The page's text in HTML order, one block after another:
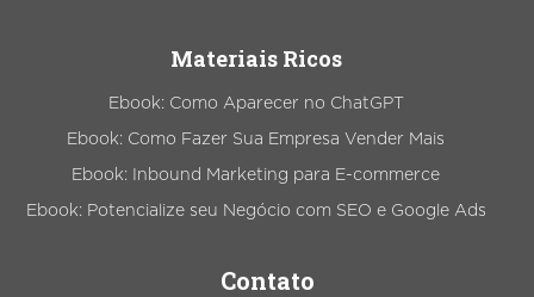
Materiais Ricos
Ebook: Como Aparecer no ChatGPT
Ebook: Como Fazer Sua Empresa Vender Mais
Ebook: Inbound Marketing para E-commerce
Ebook: Potencialize seu Negócio com SEO e Google Ads
Contato